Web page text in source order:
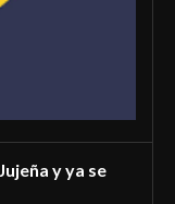
y ya se